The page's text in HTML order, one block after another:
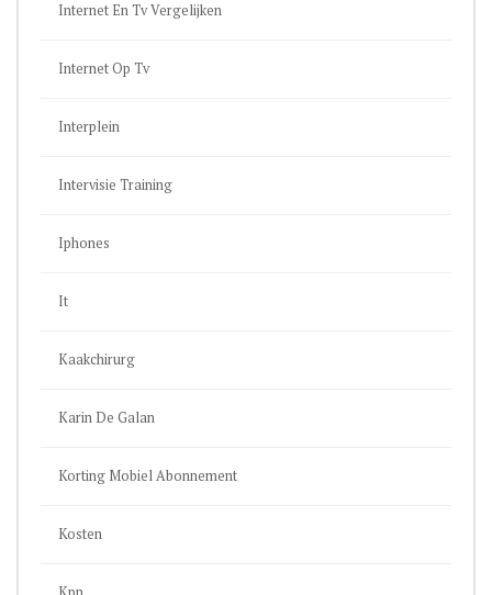
Internet En Tv Vergelijken
Internet Op Tv
Interplein
Intervisie Training
Iphones
It
Kaakchirurg
Karin De Galan
Korting Mobiel Abonnement
Kosten